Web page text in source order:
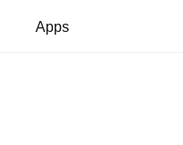
Apps